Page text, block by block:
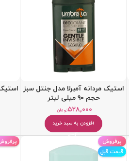
استیک مردانه آمبرلا مدل جنتل سبز
حجم ۹۰ میلی لیتر
تومان۵۲۸,۰۰۰
افزودن به سبد خرید
پرفروش
قیمت قبل